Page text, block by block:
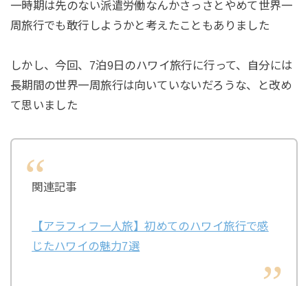
一時期は先のない派遣労働なんかさっさとやめて世界一
周旅行でも敢行しようかと考えたこともありました
しかし、今回、7泊9日のハワイ旅行に行って、自分には
長期間の世界一周旅行は向いていないだろうな、と改め
て思いました
関連記事
【アラフィフ一人旅】初めてのハワイ旅行で感
じたハワイの魅力7選